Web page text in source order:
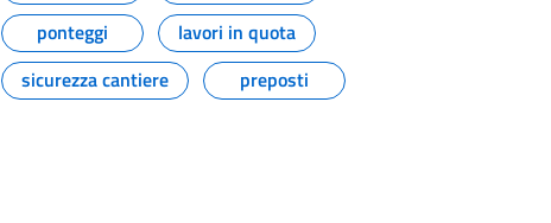
ponteggi
lavori in quota
sicurezza cantiere
preposti